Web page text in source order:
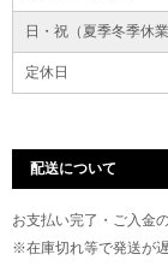
日・祝（夏季冬季休業
定休日
配送について
お支払い完了・ご入金
※在庫切れ等で発送が